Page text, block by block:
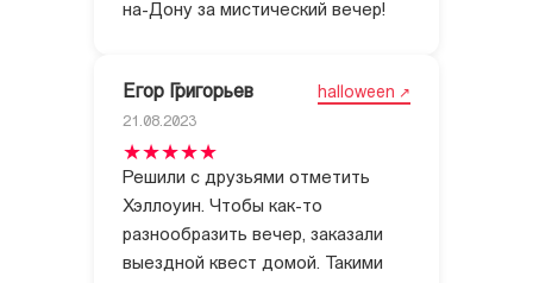
на-Дону за мистический вечер!
Егор Григорьев halloween
21.08.2023
Решили с друзьями отметить
Хэллоуин. Чтобы как-то
разнообразить вечер, заказали
выездной квест домой. Такими